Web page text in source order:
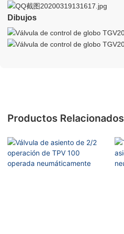
Dibujos
Productos Relacionados